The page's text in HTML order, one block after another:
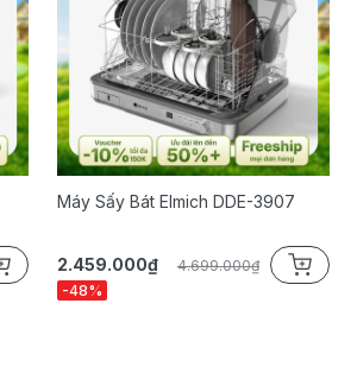
Máy Sấy Bát Elmich DDE-3907
2.459.000₫
4.699.000₫
-48%